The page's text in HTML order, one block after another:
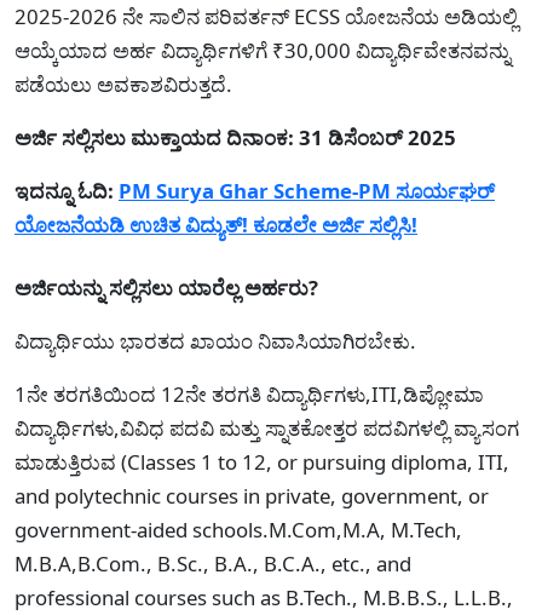
2025-2026 ನೇ ಸಾಲಿನ ಪರಿವರ್ತನ್ ECSS ಯೋಜನೆಯ ಅಡಿಯಲ್ಲಿ
ಆಯ್ಕೆಯಾದ ಅರ್ಹ ವಿದ್ಯಾರ್ಥಿಗಳಿಗೆ ₹30,000 ವಿದ್ಯಾರ್ಥಿವೇತನವನ್ನು
ಪಡೆಯಲು ಅವಕಾಶವಿರುತ್ತದೆ.
ಅರ್ಜಿ ಸಲ್ಲಿಸಲು ಮುಕ್ತಾಯದ ದಿನಾಂಕ: 31 ಡಿಸೆಂಬರ್ 2025
ಇದನ್ನೂ ಓದಿ: PM Surya Ghar Scheme-PM ಸೂರ್ಯಘರ್
ಯೋಜನೆಯಡಿ ಉಚಿತ ವಿದ್ಯುತ್! ಕೂಡಲೇ ಅರ್ಜಿ ಸಲ್ಲಿಸಿ!
ಅರ್ಜಿಯನ್ನು ಸಲ್ಲಿಸಲು ಯಾರ‍ೆಲ್ಲ ಅರ್ಹರು?
ವಿದ್ಯಾರ್ಥಿಯು ಭಾರತದ ಖಾಯಂ ನಿವಾಸಿಯಾಗಿರಬೇಕು.
1ನೇ ತರಗತಿಯಿಂದ 12ನೇ ತರಗತಿ ವಿದ್ಯಾರ್ಥಿಗಳು,ITI,ಡಿಪ್ಲೋಮಾ
ವಿದ್ಯಾರ್ಥಿಗಳು,ವಿವಿಧ ಪದವಿ ಮತ್ತು ಸ್ನಾತಕೋತ್ತರ ಪದವಿಗಳಲ್ಲಿ ವ್ಯಾಸಂಗ
ಮಾಡುತ್ತಿರುವ (Classes 1 to 12, or pursuing diploma, ITI,
and polytechnic courses in private, government, or
government-aided schools.M.Com,M.A, M.Tech,
M.B.A,B.Com., B.Sc., B.A., B.C.A., etc., and
professional courses such as B.Tech., M.B.B.S., L.L.B.,